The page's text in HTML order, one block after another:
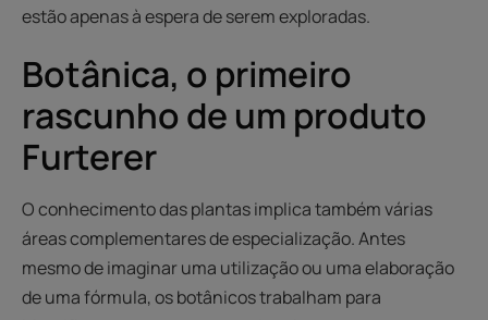
estão apenas à espera de serem exploradas.
Botânica, o primeiro
rascunho de um produto
Furterer
O conhecimento das plantas implica também várias
áreas complementares de especialização. Antes
mesmo de imaginar uma utilização ou uma elaboração
de uma fórmula, os botânicos trabalham para